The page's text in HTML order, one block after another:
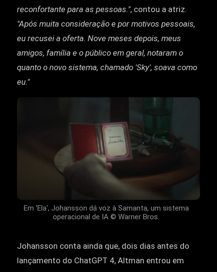
reconfortante para as pessoas.", contou a atriz.
"Após muita consideração e por motivos pessoais,
eu recusei a oferta. Nove meses depois, meus
amigos, família e o público em geral, notaram o
quanto o novo sistema, chamado 'Sky', soava como
eu."
Em 'Ela', Johansson dá voz à Samanta, um sistema
operacional de IA © Warner Bros.
Johansson conta ainda que, dois dias antes do
lançamento do ChatGPT 4, Altman entrou em